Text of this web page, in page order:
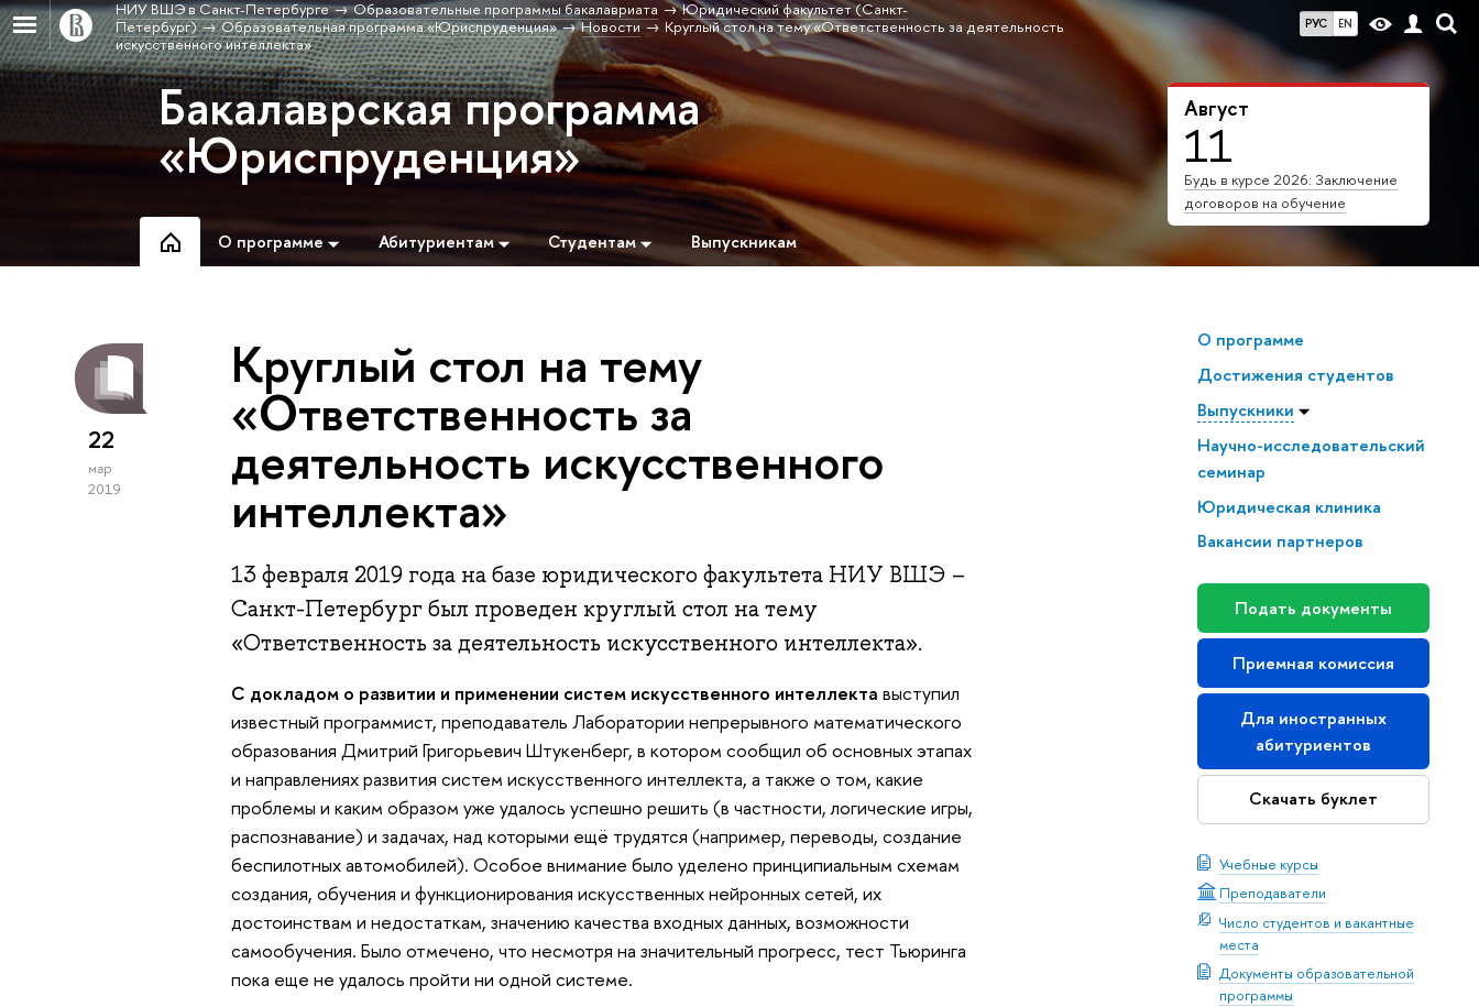
РУС EN
НИУ ВШЭ в Санкт-Петербурге Образовательные программы бакалавриата
Юридический факультет (Санкт-
Петербург)
Образовательная программа «Юриспруденция» Новости
Круглый стол на тему «Ответственность за деятельность
искусственного интеллекта»
Август
11
Будь в курсе 2026: Заключение
договоров на обучение
Бакалаврская программа
«Юриспруденция»
О программе Абитуриентам Студентам Выпускникам
О программе
Достижения студентов
Выпускники
Научно-исследовательский
семинар
Юридическая клиника
Вакансии партнеров
Подать документы
Приемная комиссия
Для иностранных
абитуриентов
Скачать буклет
Учебные курсы
Преподаватели
Число студентов и вакантные
места
Документы образовательной
программы
22
мар
2019
Круглый стол на тему
«Ответственность за
деятельность искусственного
интеллекта»
13 февраля 2019 года на базе юридического факультета НИУ ВШЭ –
Санкт-Петербург был проведен круглый стол на тему
«Ответственность за деятельность искусственного интеллекта».
С докладом о развитии и применении систем искусственного интеллекта выступил
известный программист, преподаватель Лаборатории непрерывного математического
образования Дмитрий Григорьевич Штукенберг, в котором сообщил об основных этапах
и направлениях развития систем искусственного интеллекта, а также о том, какие
проблемы и каким образом уже удалось успешно решить (в частности, логические игры,
распознавание) и задачах, над которыми ещё трудятся (например, переводы, создание
беспилотных автомобилей). Особое внимание было уделено принципиальным схемам
создания, обучения и функционирования искусственных нейронных сетей, их
достоинствам и недостаткам, значению качества входных данных, возможности
самообучения. Было отмечено, что несмотря на значительный прогресс, тест Тьюринга
пока еще не удалось пройти ни одной системе.